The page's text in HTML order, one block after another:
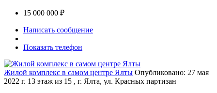
15 000 000 ₽
Написать сообщение
Показать телефон
Жилой комплекс в самом центре Ялты Опубликовано: 27 мая
2022 г. 13 этаж из 15 , г. Ялта, ул. Красных партизан